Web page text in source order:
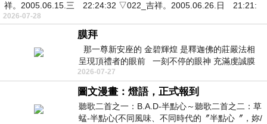
祥。2005.06.15.三 22:24:32 ▽022_吉祥。2005.06.26.日 21:21:
2026-07-28
膜拜
那一尊新安座的 金碧輝煌 是釋迦佛的莊嚴法相
呈現頂禮者的眼前 一刻不停的眼神 充滿虔誠膜
拜 夏日揮汗的
2026-07-27
圖文漫畫：燈語，正式報到
聽歌二首之一：B.A.D-半點心～聽歌二首之二：草
蜢-半點心(不同風味、不同時代的〞半點心〞，妳/